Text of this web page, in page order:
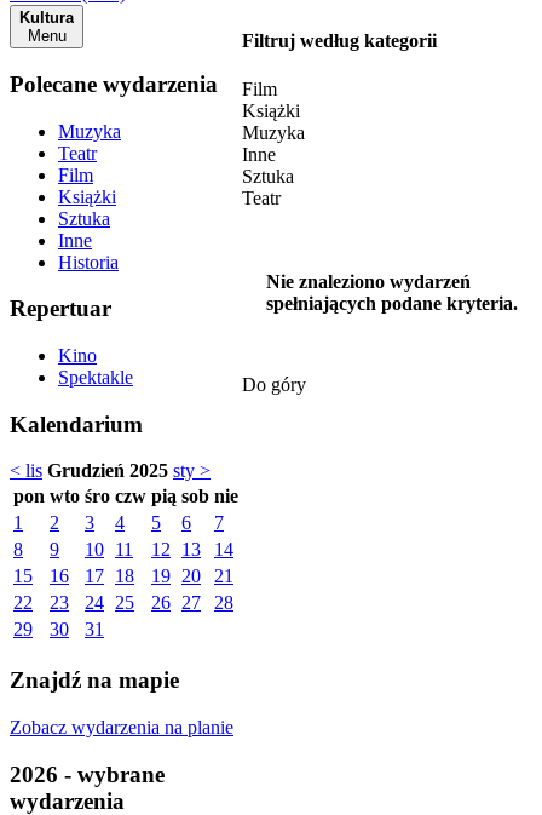
Kultura
Menu
Polecane wydarzenia
Muzyka
Teatr
Film
Książki
Sztuka
Inne
Historia
Repertuar
Kino
Spektakle
Kalendarium
< lis Grudzień 2025 sty >
pon wto śro czw pią sob nie
1
2 3 4 5 6
7
8
9 10 11 12 13
14
15
16 17 18 19 20
21
22
23 24 25 26 27
28
29
30 31
Znajdź na mapie
Zobacz wydarzenia na planie
2026 - wybrane
wydarzenia
Filtruj według kategorii
Film
Książki
Muzyka
Inne
Sztuka
Teatr
Nie znaleziono wydarzeń
spełniających podane kryteria.
Do góry